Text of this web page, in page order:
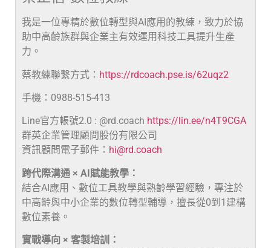
我是一位專精於數位轉型與AI應用的教練，致力於協
助中高齡族群與企業主有效運用科技工具提升生產
力。
蔡教練聯繫方式： https://rdcoach.pse.is/62uqz2
手機：0988-515-413
Line官方帳號2.0 : @rd.coach https://lin.ee/n4T9CGA
群英企業管理顧問股份有限公司
資訊顧問電子郵件： hi@rd.coach
跨代際溝通 × AI賦能教學：
結合AI應用、數位工具教學與熟齡學習經驗，專注於
中高齡與中小企業的數位轉型輔導，擅長從0到1建構
數位素養。
實戰導向 × 客製培訓：